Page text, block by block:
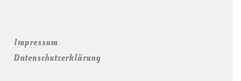
Impressum
Datenschutzerklärung